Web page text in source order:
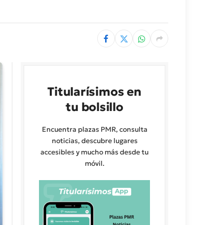
Titularísimos en
tu bolsillo
Encuentra plazas PMR, consulta
noticias, descubre lugares
accesibles y mucho más desde tu
móvil.